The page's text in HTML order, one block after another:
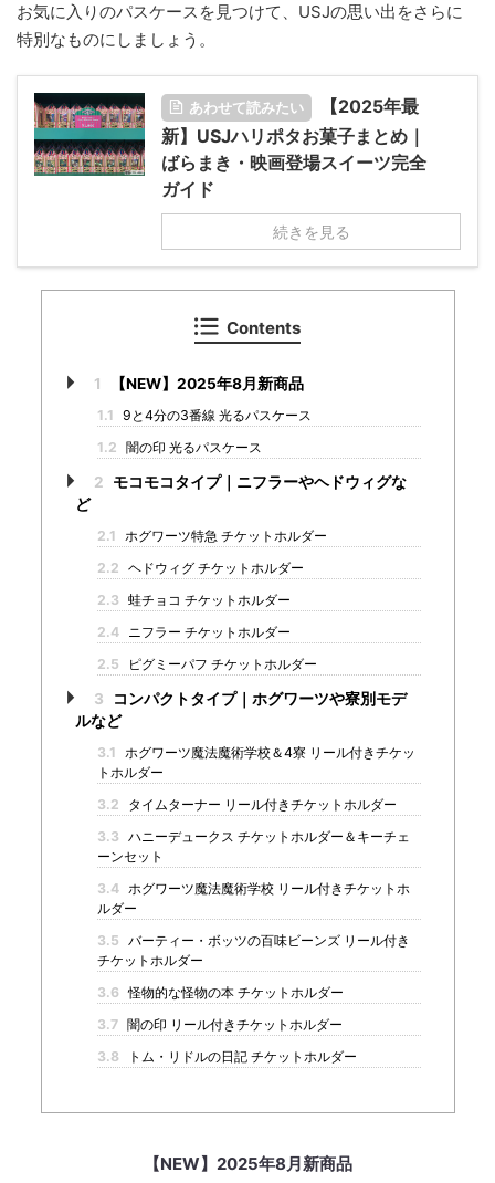
お気に入りのパスケースを見つけて、USJの思い出をさらに
特別なものにしましょう。
あわせて読みたい
【2025年最
新】USJハリポタお菓子まとめ｜
ばらまき・映画登場スイーツ完全
ガイド
続きを見る
Contents
1 【NEW】2025年8月新商品
1.1 9と4分の3番線 光るパスケース
1.2 闇の印 光るパスケース
2
モコモコタイプ｜ニフラーやヘドウィグな
ど
2.1 ホグワーツ特急 チケットホルダー
2.2 ヘドウィグ チケットホルダー
2.3 蛙チョコ チケットホルダー
2.4 ニフラー チケットホルダー
2.5
ピグミーパフ チケットホルダー
3
コンパクトタイプ｜ホグワーツや寮別モデ
ルなど
3.1 ホグワーツ魔法魔術学校＆4寮 リール付きチケッ
トホルダー
3.2
タイムターナー リール付きチケットホルダー
3.3 ハニーデュークス チケットホルダー＆キーチェ
ーンセット
3.4 ホグワーツ魔法魔術学校 リール付きチケットホ
ルダー
3.5 バーティー・ボッツの百味ビーンズ リール付き
チケットホルダー
3.6 怪物的な怪物の本 チケットホルダー
3.7 闇の印 リール付きチケットホルダー
3.8
トム・リドルの日記 チケットホルダー
【NEW】2025年8月新商品